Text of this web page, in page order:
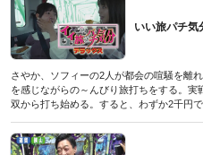
のか…!?
(パチンコオリジナル必勝法デラックス
2019年6月20日発売号)
いい旅パチ気
さやか、ソフィーの2人が都会の喧騒を離
を感じながらの～んびり旅打ちをする。
双から打ち始める。すると、わずか2千円
人は旅先で勝利を掴めるか!?
(パチンコオリジナル必勝法デラックス